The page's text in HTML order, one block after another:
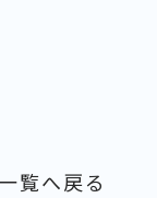
覧へ戻る